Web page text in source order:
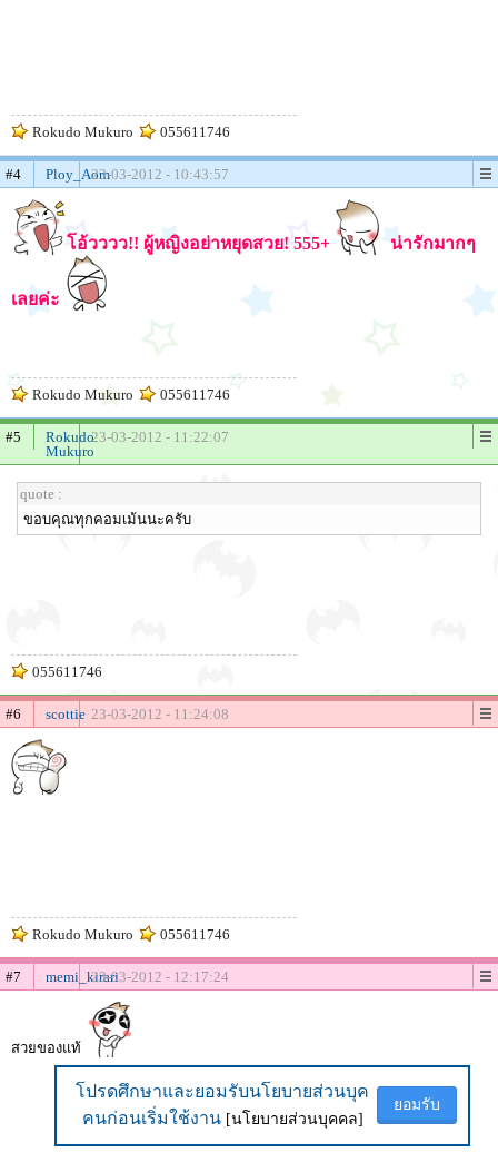
โปรดศึกษาและยอมรับนโยบายส่วนบุค
คนก่อนเริ่มใช้งาน [นโยบายส่วนบุคคล]
ยอมรับ
Rokudo Mukuro 055611746
#4 Ploy_Aom23-03-2012 - 10:43:57
โอ้วววว!! ผู้หญิงอย่าหยุดสวย! 555+ น่ารักมากๆ
เลยค่ะ
Rokudo Mukuro 055611746
#5
Rokudo
Mukuro
23-03-2012 - 11:22:07
quote :
ขอบคุณทุกคอมเม้นนะครับ
055611746
#6 scottie 23-03-2012 - 11:24:08
Rokudo Mukuro 055611746
#7 memi_kirari23-03-2012 - 12:17:24
สวยของแท้
โปรดศึกษาและยอมรับนโยบายส่วนบุค
คนก่อนเริ่มใช้งาน [นโยบายส่วนบุคคล]
ยอมรับ